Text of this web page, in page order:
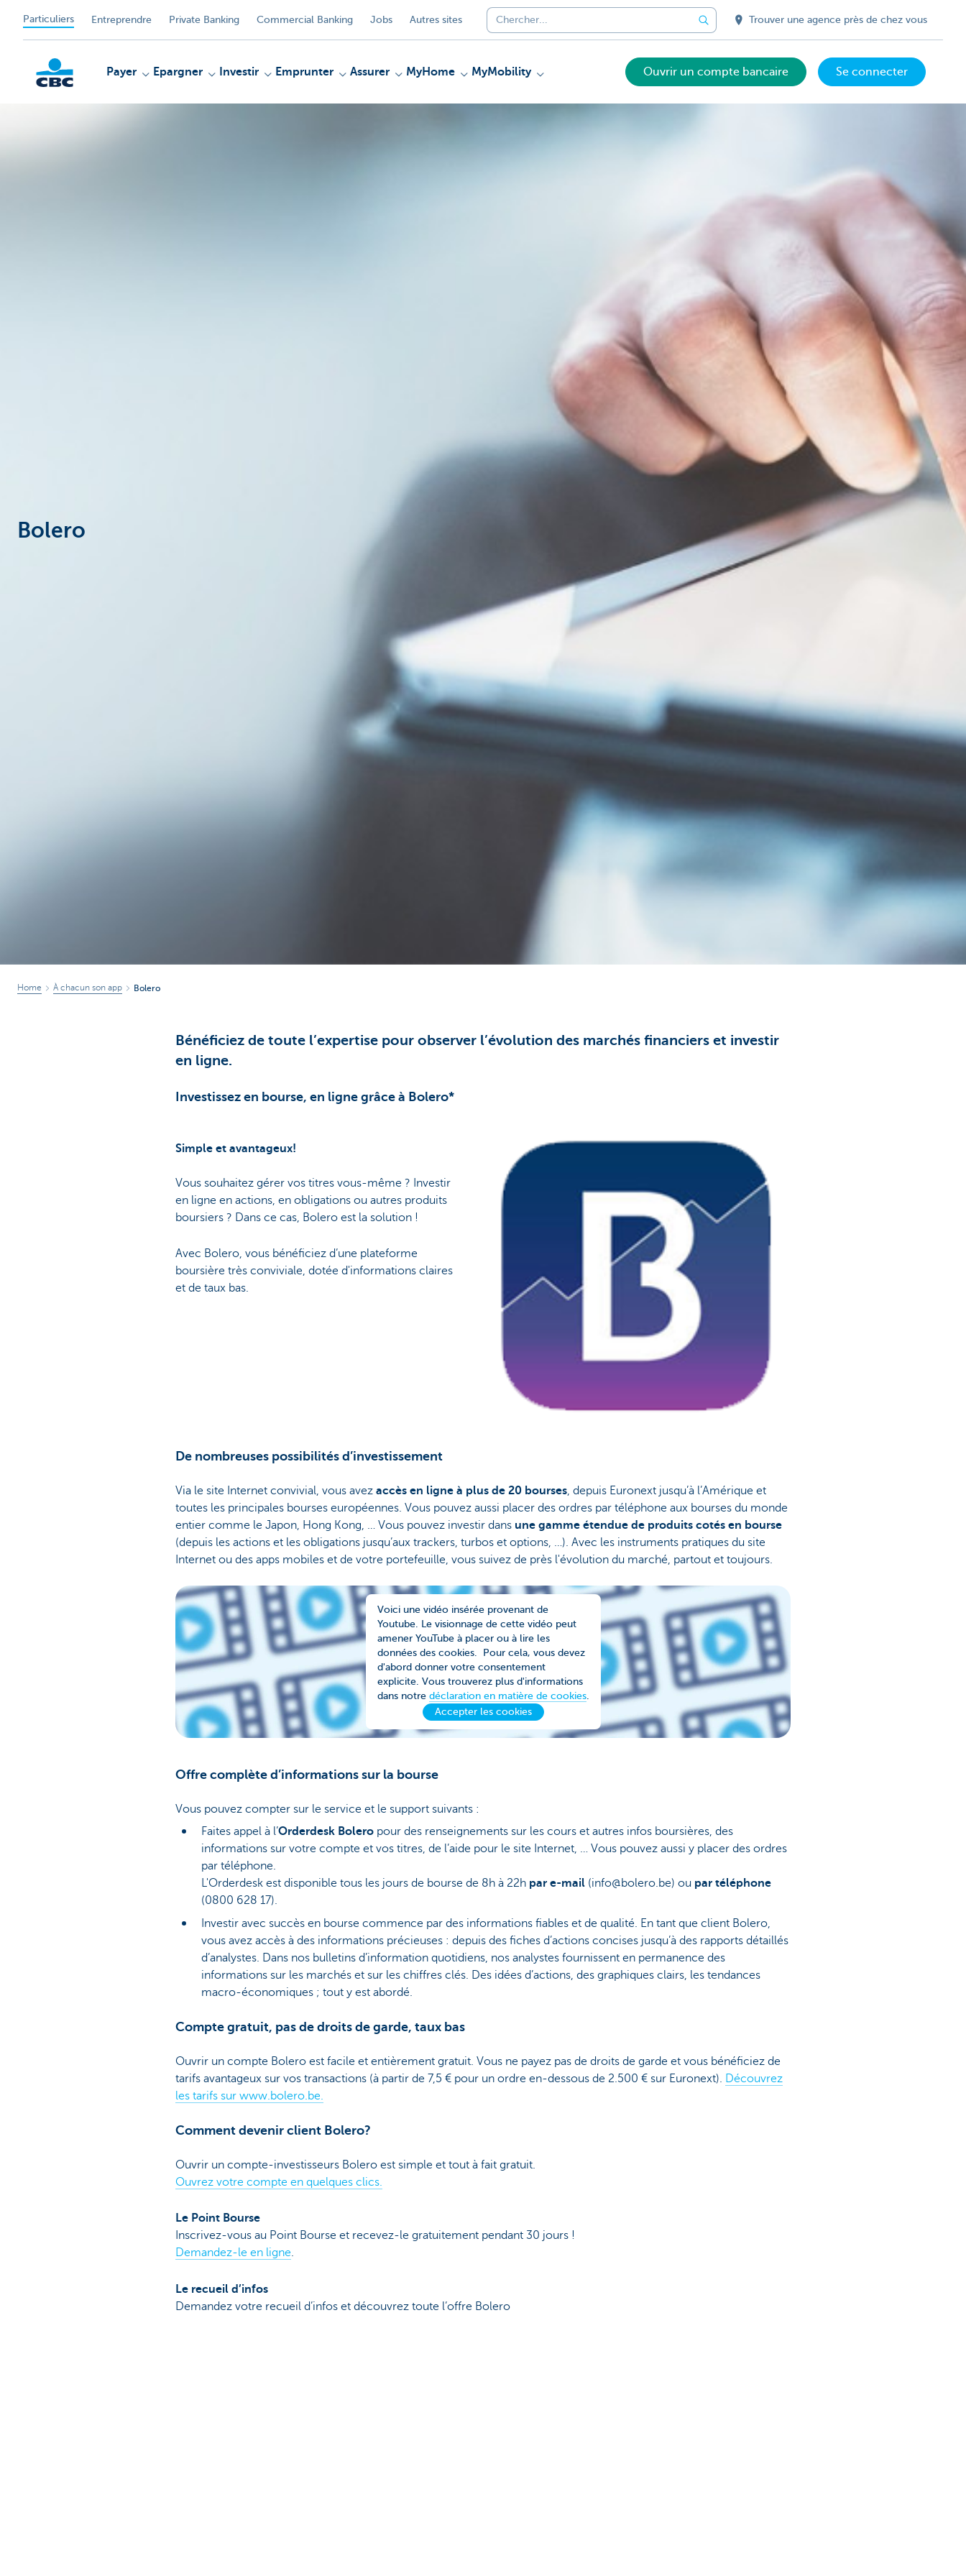
Particuliers Entreprendre Private Banking Commercial Banking Jobs Autres sites Trouver une agence près de chez vous
Payer Epargner Investir Emprunter Assurer MyHome MyMobility Ouvrir un compte bancaire Se connecter
Bolero
Home À chacun son app Bolero
Bénéficiez de toute l’expertise pour observer l’évolution des marchés financiers et investir
en ligne.
Investissez en bourse, en ligne grâce à Bolero*
Simple et avantageux!
Vous souhaitez gérer vos titres vous-même ? Investir
en ligne en actions, en obligations ou autres produits
boursiers ? Dans ce cas, Bolero est la solution !
Avec Bolero, vous bénéficiez d’une plateforme
boursière très conviviale, dotée d'informations claires
et de taux bas.
De nombreuses possibilités d’investissement
Via le site Internet convivial, vous avez accès en ligne à plus de 20 bourses, depuis Euronext jusqu’à l’Amérique et
toutes les principales bourses européennes. Vous pouvez aussi placer des ordres par téléphone aux bourses du monde
entier comme le Japon, Hong Kong, … Vous pouvez investir dans une gamme étendue de produits cotés en bourse
(depuis les actions et les obligations jusqu’aux trackers, turbos et options, …). Avec les instruments pratiques du site
Internet ou des apps mobiles et de votre portefeuille, vous suivez de près l'évolution du marché, partout et toujours.
Voici une vidéo insérée provenant de
Youtube. Le visionnage de cette vidéo peut
amener YouTube à placer ou à lire les
données des cookies. Pour cela, vous devez
d'abord donner votre consentement
explicite. Vous trouverez plus d'informations
dans notre déclaration en matière de cookies.
Accepter les cookies
Offre complète d’informations sur la bourse
Vous pouvez compter sur le service et le support suivants :
Faites appel à l’Orderdesk Bolero pour des renseignements sur les cours et autres infos boursières, des
informations sur votre compte et vos titres, de l’aide pour le site Internet, … Vous pouvez aussi y placer des ordres
par téléphone.
L'Orderdesk est disponible tous les jours de bourse de 8h à 22h par e-mail (info@bolero.be) ou par téléphone
(0800 628 17).
Investir avec succès en bourse commence par des informations fiables et de qualité. En tant que client Bolero,
vous avez accès à des informations précieuses : depuis des fiches d’actions concises jusqu’à des rapports détaillés
d’analystes. Dans nos bulletins d’information quotidiens, nos analystes fournissent en permanence des
informations sur les marchés et sur les chiffres clés. Des idées d’actions, des graphiques clairs, les tendances
macro-économiques ; tout y est abordé.
Compte gratuit, pas de droits de garde, taux bas
Ouvrir un compte Bolero est facile et entièrement gratuit. Vous ne payez pas de droits de garde et vous bénéficiez de
tarifs avantageux sur vos transactions (à partir de 7,5 € pour un ordre en-dessous de 2.500 € sur Euronext). Découvrez
les tarifs sur www.bolero.be.
Comment devenir client Bolero?
Ouvrir un compte-investisseurs Bolero est simple et tout à fait gratuit.
Ouvrez votre compte en quelques clics.
Le Point Bourse
Inscrivez-vous au Point Bourse et recevez-le gratuitement pendant 30 jours !
Demandez-le en ligne.
Le recueil d’infos
Demandez votre recueil d’infos et découvrez toute l’offre Bolero